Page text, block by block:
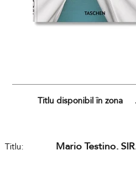
Titlu disponibil în zona
Titlu: Mario Testino.